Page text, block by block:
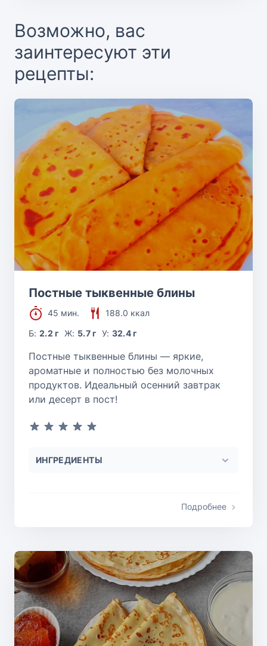
Возможно, вас
заинтересуют эти
рецепты:
Постные тыквенные блины
45 мин.
188.0 ккал
Б:2.2 г Ж: 5.7 г У: 32.4 г
Постные тыквенные блины — яркие,
ароматные и полностью без молочных
продуктов. Идеальный осенний завтрак
или десерт в пост!
ИНГРЕДИЕНТЫ
Подробнее